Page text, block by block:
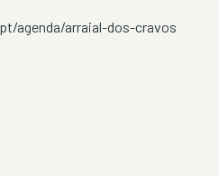
agenda/arraial-dos-cravos